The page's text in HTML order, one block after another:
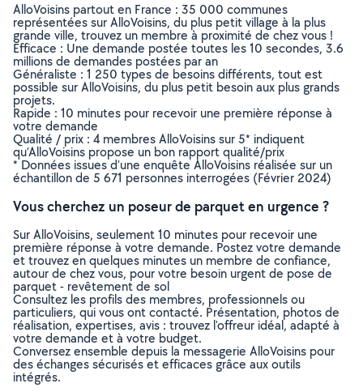
AlloVoisins partout en France : 35 000 communes
représentées sur AlloVoisins, du plus petit village à la plus
grande ville, trouvez un membre à proximité de chez vous !
Efficace : Une demande postée toutes les 10 secondes, 3.6
millions de demandes postées par an
Généraliste : 1 250 types de besoins différents, tout est
possible sur AlloVoisins, du plus petit besoin aux plus grands
projets.
Rapide : 10 minutes pour recevoir une première réponse à
votre demande
Qualité / prix : 4 membres AlloVoisins sur 5* indiquent
qu’AlloVoisins propose un bon rapport qualité/prix
* Données issues d’une enquête AlloVoisins réalisée sur un
échantillon de 5 671 personnes interrogées (Février 2024)
Vous cherchez un poseur de parquet en urgence ?
Sur AlloVoisins, seulement 10 minutes pour recevoir une
première réponse à votre demande. Postez votre demande
et trouvez en quelques minutes un membre de confiance,
autour de chez vous, pour votre besoin urgent de pose de
parquet - revêtement de sol
Consultez les profils des membres, professionnels ou
particuliers, qui vous ont contacté. Présentation, photos de
réalisation, expertises, avis : trouvez l'offreur idéal, adapté à
votre demande et à votre budget.
Conversez ensemble depuis la messagerie AlloVoisins pour
des échanges sécurisés et efficaces grâce aux outils
intégrés.